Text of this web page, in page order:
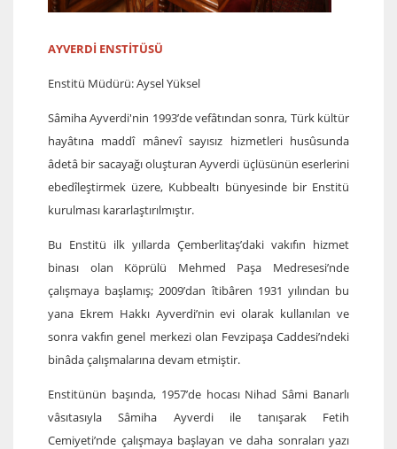
AYVERDİ ENSTİTÜSÜ
Enstitü Müdürü: Aysel Yüksel
Sâmiha Ayverdi'nin 1993’de vefâtından sonra, Türk kültür
hayâtına maddî mânevî sayısız hizmetleri husûsunda
âdetâ bir sacayağı oluşturan Ayverdi üçlüsünün eserlerini
ebedîleştirmek üzere, Kubbealtı bünyesinde bir Enstitü
kurulması kararlaştırılmıştır.
Bu Enstitü ilk yıllarda Çemberlitaş’daki vakıfın hizmet
binası olan Köprülü Mehmed Paşa Medresesi’nde
çalışmaya başlamış; 2009’dan îtibâren 1931 yılından bu
yana Ekrem Hakkı Ayverdi’nin evi olarak kullanılan ve
sonra vakfın genel merkezi olan Fevzipaşa Caddesi’ndeki
binâda çalışmalarına devam etmiştir.
Enstitünün başında, 1957’de hocası Nihad Sâmi Banarlı
vâsıtasıyla Sâmiha Ayverdi ile tanışarak Fetih
Cemiyeti’nde çalışmaya başlayan ve daha sonraları yazı